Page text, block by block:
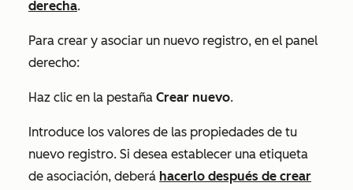
derecha.
Para crear y asociar un nuevo registro, en el panel
derecho:
Haz clic en la pestaña Crear nuevo.
Introduce los valores de las propiedades de tu
nuevo registro. Si desea establecer una etiqueta
de asociación, deberá hacerlo después de crear